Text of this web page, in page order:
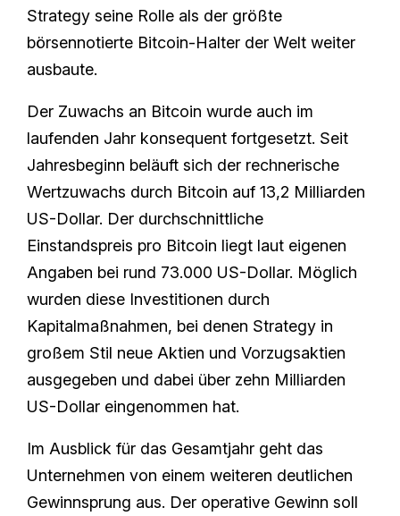
Strategy seine Rolle als der größte
börsennotierte Bitcoin-Halter der Welt weiter
ausbaute.
Der Zuwachs an Bitcoin wurde auch im
laufenden Jahr konsequent fortgesetzt. Seit
Jahresbeginn beläuft sich der rechnerische
Wertzuwachs durch Bitcoin auf 13,2 Milliarden
US-Dollar. Der durchschnittliche
Einstandspreis pro Bitcoin liegt laut eigenen
Angaben bei rund 73.000 US-Dollar. Möglich
wurden diese Investitionen durch
Kapitalmaßnahmen, bei denen Strategy in
großem Stil neue Aktien und Vorzugsaktien
ausgegeben und dabei über zehn Milliarden
US-Dollar eingenommen hat.
Im Ausblick für das Gesamtjahr geht das
Unternehmen von einem weiteren deutlichen
Gewinnsprung aus. Der operative Gewinn soll